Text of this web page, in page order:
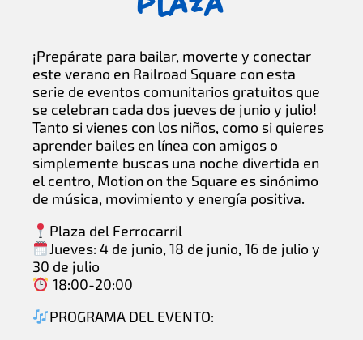
¡Prepárate para bailar, moverte y conectar
este verano en Railroad Square con esta
serie de eventos comunitarios gratuitos que
se celebran cada dos jueves de junio y julio!
Tanto si vienes con los niños, como si quieres
aprender bailes en línea con amigos o
simplemente buscas una noche divertida en
el centro, Motion on the Square es sinónimo
de música, movimiento y energía positiva.
Plaza del Ferrocarril
Jueves: 4 de junio, 18 de junio, 16 de julio y
30 de julio
18:00-20:00
PROGRAMA DEL EVENTO: